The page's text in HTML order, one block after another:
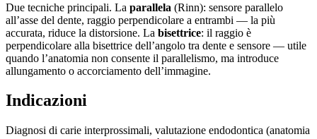
Due tecniche principali. La parallela (Rinn): sensore parallelo
all’asse del dente, raggio perpendicolare a entrambi — la più
accurata, riduce la distorsione. La bisettrice: il raggio è
perpendicolare alla bisettrice dell’angolo tra dente e sensore — utile
quando l’anatomia non consente il parallelismo, ma introduce
allungamento o accorciamento dell’immagine.
Indicazioni
Diagnosi di carie interprossimali, valutazione endodontica (anatomia